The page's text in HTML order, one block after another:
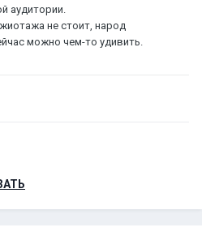
аудитории.
не стоит, народ
можно чем-то удивить.